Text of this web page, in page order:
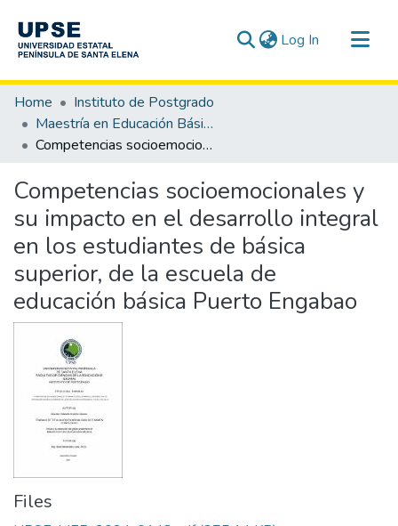
Log In (current)
Communities & Collections
All of DSpace
Statistics
Home
Instituto de Postgrado
Maestría en Educación Básica
Competencias socioemocionales y su impacto en el desarrollo integral en los estudiantes de básica superior, de la escuela de educación básica Puerto Engabao
Competencias socioemocionales y
su impacto en el desarrollo integral
en los estudiantes de básica
superior, de la escuela de
educación básica Puerto Engabao
Files